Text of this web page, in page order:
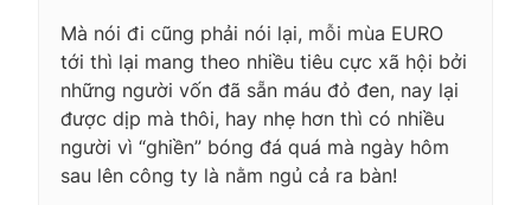
Mà nói đi cũng phải nói lại, mỗi mùa EURO
tới thì lại mang theo nhiều tiêu cực xã hội bởi
những người vốn đã sẵn máu đỏ đen, nay lại
được dịp mà thôi, hay nhẹ hơn thì có nhiều
người vì “ghiền” bóng đá quá mà ngày hôm
sau lên công ty là nằm ngủ cả ra bàn!